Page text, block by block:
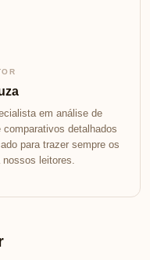
em análise de
detalhados
para trazer sempre os
leitores.